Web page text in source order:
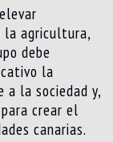
la agricultura,
debe
la
a la sociedad y,
crear el
canarias.